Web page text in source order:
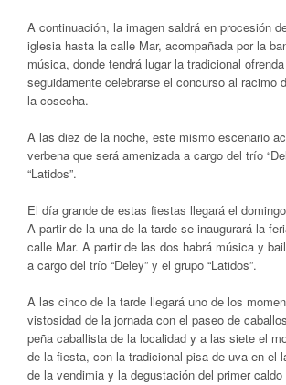
A continuación, la imagen saldrá en procesión
iglesia hasta la calle Mar, acompañada por la
música, donde tendrá lugar la tradicional
seguidamente celebrarse el concurso al racimo
la cosecha.
A las diez de la noche, este mismo escenario
verbena que será amenizada a cargo del trío
“Latidos”.
El día grande de estas fiestas llegará el
A partir de la una de la tarde se inaugurará la
calle Mar. A partir de las dos habrá música y
a cargo del trío “Deley” y el grupo “Latidos”.
A las cinco de la tarde llegará uno de los
vistosidad de la jornada con el paseo de
peña caballista de la localidad y a las siete el
de la fiesta, con la tradicional pisa de uva en el
de la vendimia y la degustación del primer